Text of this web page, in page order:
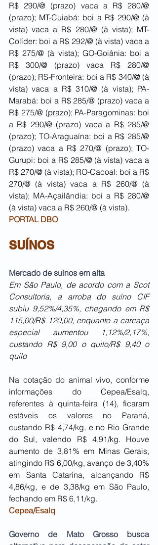
R$ 290/@ (prazo) vaca a R$ 280/@
(prazo); MT-Cuiabá: boi a R$ 290/@ (à
vista) vaca a R$ 280/@ (à vista); MT-
Colíder: boi a R$ 292/@ (à vista) vaca a
R$ 275/@ (à vista); GO-Goiânia: boi a
R$ 300/@ (prazo) vaca R$ 280/@
(prazo); RS-Fronteira: boi a R$ 340/@ (à
vista) vaca a R$ 310/@ (à vista); PA-
Marabá: boi a R$ 285/@ (prazo) vaca a
R$ 275/@ (prazo); PA-Paragominas: boi
a R$ 290/@ (prazo) vaca a R$ 285/@
(prazo); TO-Araguaína: boi a R$ 285/@
(prazo) vaca a R$ 270/@ (prazo); TO-
Gurupi: boi a R$ 285/@ (à vista) vaca a
R$ 270/@ (à vista); RO-Cacoal: boi a R$
270/@ (à vista) vaca a R$ 260/@ (à
vista); MA-Açailândia: boi a R$ 280/@
(à vista) vaca a R$ 260/@ (à vista).
PORTAL DBO
SUÍNOS
Mercado de suínos em alta
Em São Paulo, de acordo com a Scot
Consultoria, a arroba do suíno CIF
subiu 9,52%/4,35%, chegando em R$
115,00/R$ 120,00, enquanto a carcaça
especial aumentou 1,12%/2,17%,
custando R$ 9,00 o quilo/R$ 9,40 o
quilo
Na cotação do animal vivo, conforme
informações do Cepea/Esalq,
referentes à quinta-feira (14), ficaram
estáveis os valores no Paraná,
custando R$ 4,74/kg, e no Rio Grande
do Sul, valendo R$ 4,91/kg. Houve
aumento de 3,81% em Minas Gerais,
atingindo R$ 6,00/kg, avanço de 3,40%
em Santa Catarina, alcançando R$
4,86/kg, e de 3,38/kg em São Paulo,
fechando em R$ 6,11/kg.
Cepea/Esalq
Governo de Mato Grosso busca